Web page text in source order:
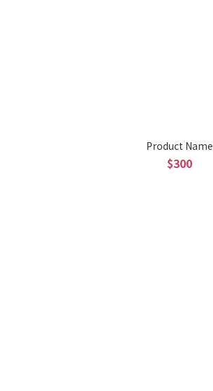
Product Name
$300